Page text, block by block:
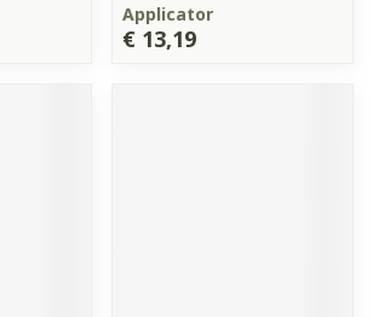
Applicator
€ 13,19